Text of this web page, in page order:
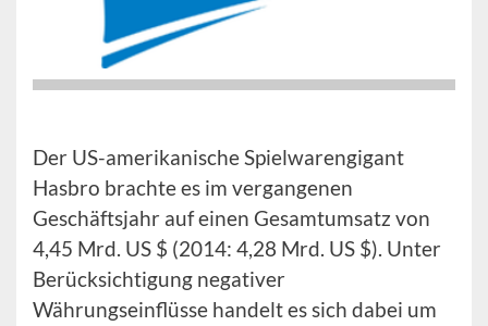
Der US-amerikanische Spielwarengigant
Hasbro brachte es im vergangenen
Geschäftsjahr auf einen Gesamtumsatz von
4,45 Mrd. US $ (2014: 4,28 Mrd. US $). Unter
Berücksichtigung negativer
Währungseinflüsse handelt es sich dabei um